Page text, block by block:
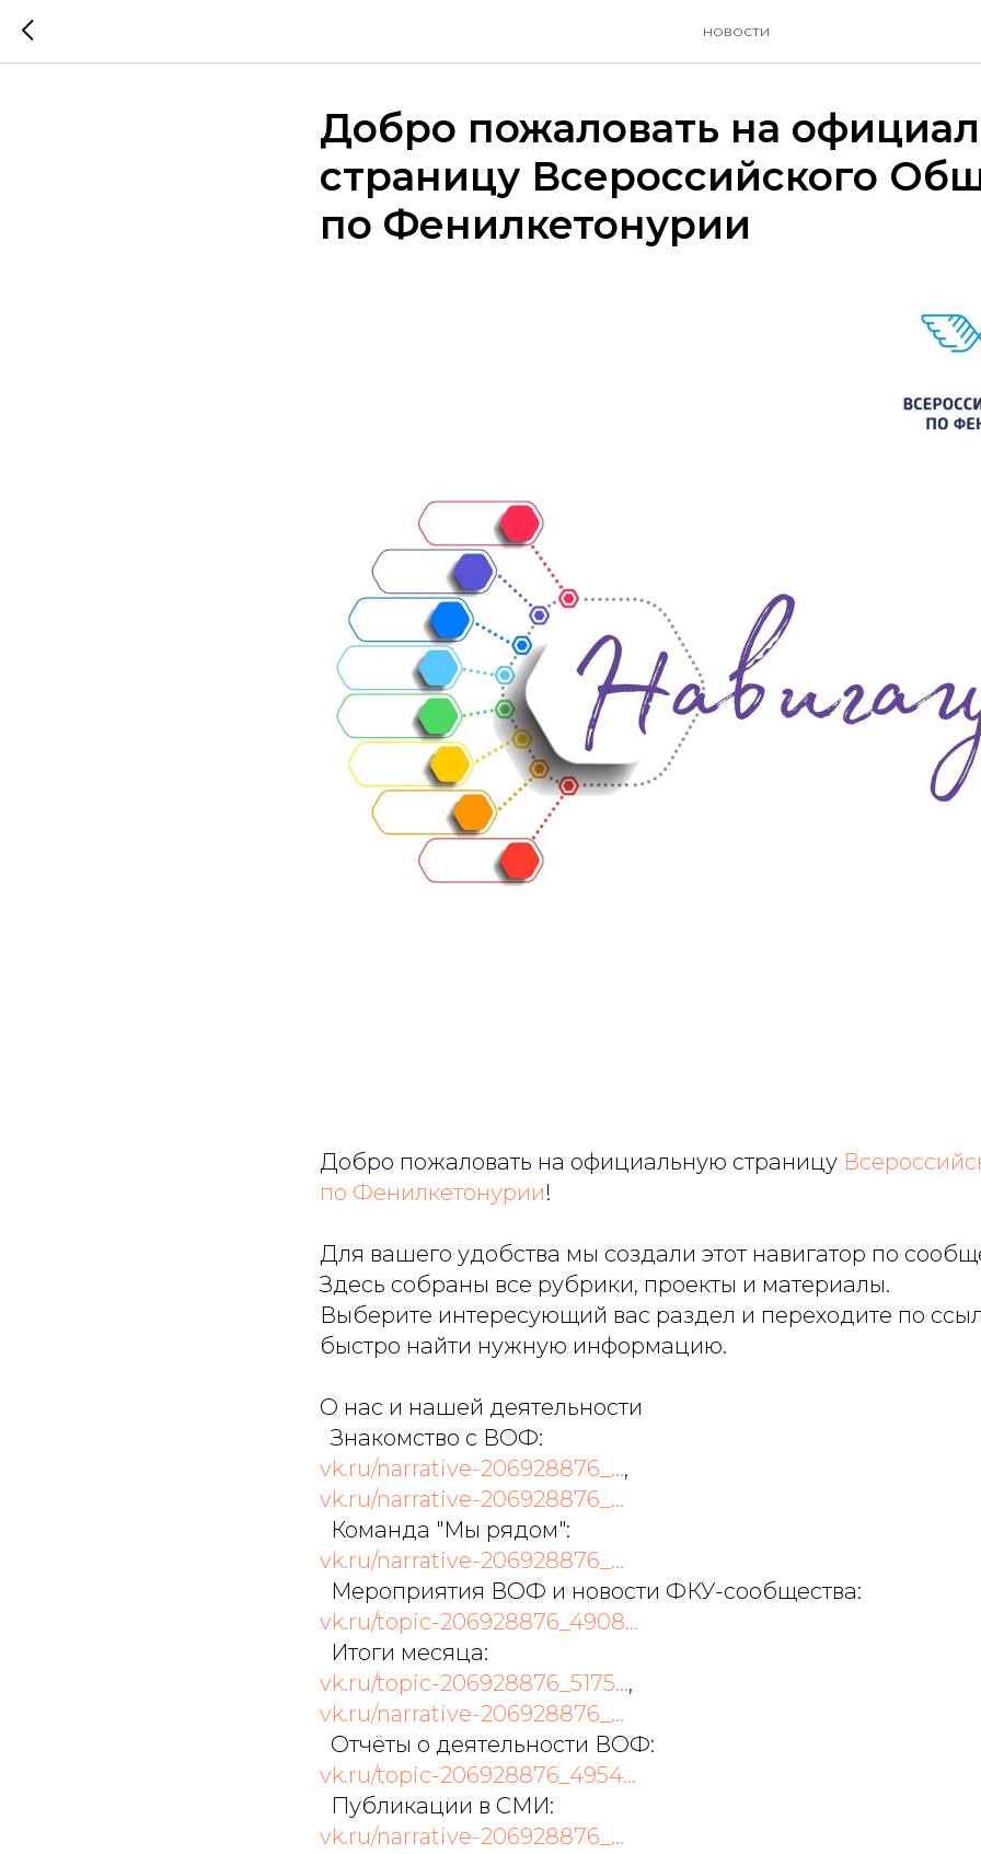
новости
Добро пожаловать на
страницу Всероссийского
по Фенилкетонурии
Добро пожаловать на официальную страницу
по Фенилкетонурии!
Для вашего удобства мы создали этот навигатор по
Здесь собраны все рубрики, проекты и материалы.
Выберите интересующий вас раздел и переходите по
быстро найти нужную информацию.
О нас и нашей деятельности
Знакомство с ВОФ:
vk.ru/narrative-206928876_...,
vk.ru/narrative-206928876_...
Команда "Мы рядом":
vk.ru/narrative-206928876_...
Мероприятия ВОФ и новости ФКУ-сообщества:
vk.ru/topic-206928876_4908...
Итоги месяца:
vk.ru/topic-206928876_5175...,
vk.ru/narrative-206928876_...
Отчёты о деятельности ВОФ:
vk.ru/topic-206928876_4954...
Публикации в СМИ:
vk.ru/narrative-206928876_...